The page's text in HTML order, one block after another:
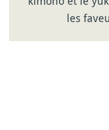
les